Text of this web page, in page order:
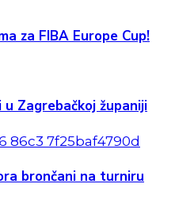
za FIBA Europe Cup!
Zagrebačkoj županiji
brončani na turniru